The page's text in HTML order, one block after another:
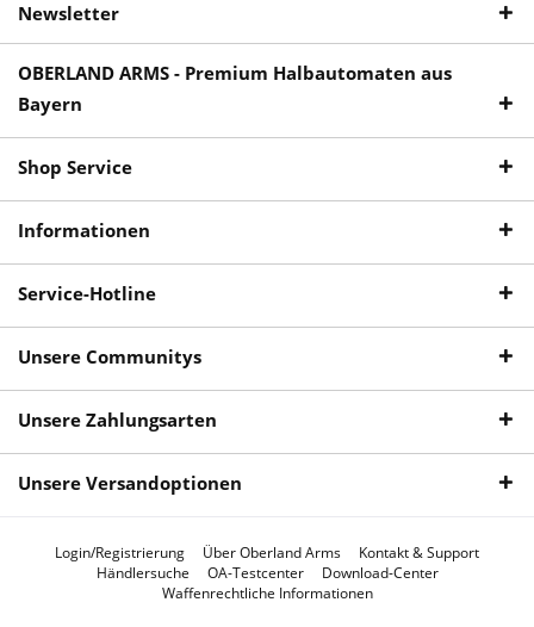
Newsletter
OBERLAND ARMS - Premium Halbautomaten aus
Bayern
Shop Service
Informationen
Service-Hotline
Unsere Communitys
Unsere Zahlungsarten
Unsere Versandoptionen
Login/Registrierung Über Oberland Arms
Kontakt & Support
Händlersuche
OA-Testcenter
Download-Center
Waffenrechtliche Informationen